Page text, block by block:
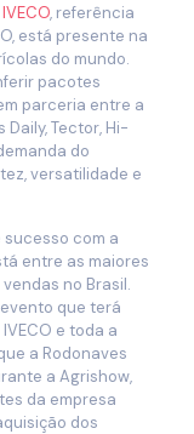
, referência
está presente na
do mundo.
pacotes
parceria entre a
Tector, Hi-
do
versatilidade e
sucesso com a
entre as maiores
no Brasil.
que terá
e toda a
a Rodonaves
a Agrishow,
da empresa
dos